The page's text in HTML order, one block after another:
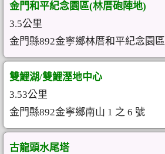
金門和平紀念園區(林厝砲陣地)
3.5公里
金門縣892金寧鄉林厝和平紀念園區
雙鯉湖/雙鯉溼地中心
3.53公里
金門縣892金寧鄉南山 1 之 6 號
古龍頭水尾塔